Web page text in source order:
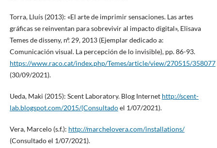
Torra, Lluís (2013): «El arte de imprimir sensaciones. Las artes
gráficas se reinventan para sobrevivir al impacto digital», Elisava
Temes de disseny, nº. 29, 2013 (Ejemplar dedicado a:
Comunicación visual. La percepción de lo invisible), pp. 86-93.
https://www.raco.cat/index.php/Temes/article/view/270515/358077
(30/09/2021).
Ueda, Maki (2015): Scent Laboratory. Blog Internet http://scent-
lab.blogspot.com/2015/(Consultadoel 1/07/2021).
Vera, Marcelo (s.f.): http://marchelovera.com/installations/
(Consultado el 1/07/2021).